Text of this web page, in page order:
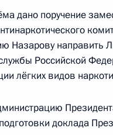
по приёму
Президента
дано поручение
Назарову направить
Российской
лёгких видов
доклада